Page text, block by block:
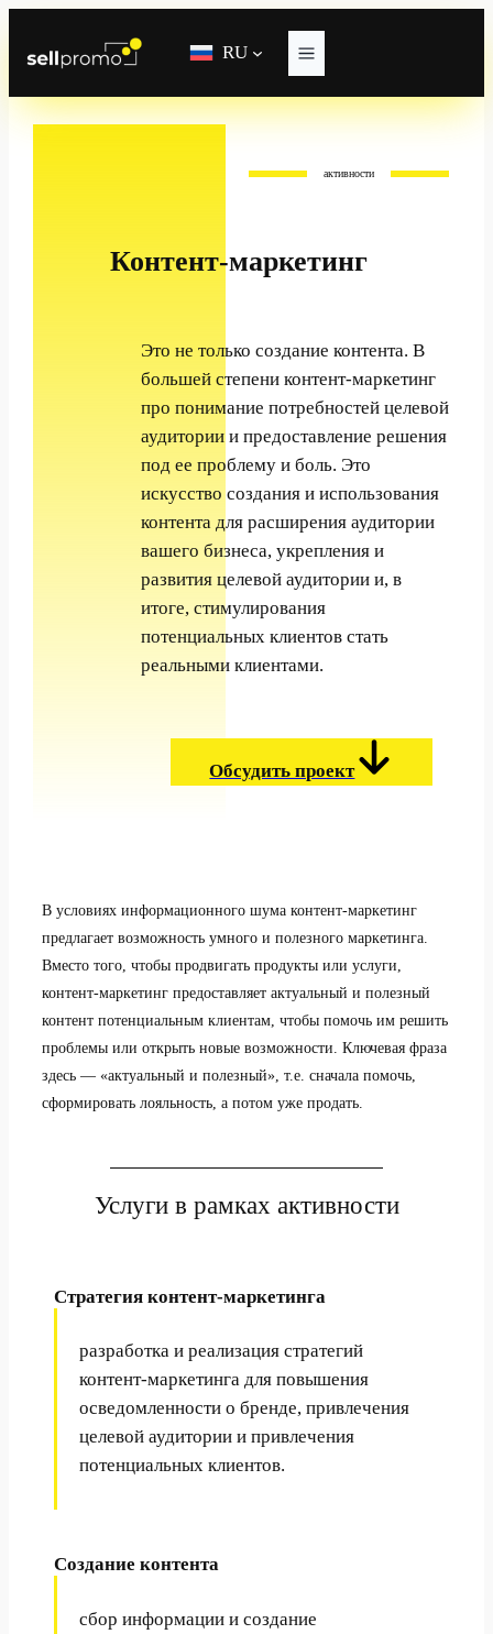
RU
активности
Контент-маркетинг
Это не только создание контента. В
большей степени контент-маркетинг
про понимание потребностей целевой
аудитории и предоставление решения
под ее проблему и боль. Это
искусство создания и использования
контента для расширения аудитории
вашего бизнеса, укрепления и
развития целевой аудитории и, в
итоге, стимулирования
потенциальных клиентов стать
реальными клиентами.
Обсудить проект
В условиях информационного шума контент-маркетинг
предлагает возможность умного и полезного маркетинга.
Вместо того, чтобы продвигать продукты или услуги,
контент-маркетинг предоставляет актуальный и полезный
контент потенциальным клиентам, чтобы помочь им решить
проблемы или открыть новые возможности. Ключевая фраза
здесь — «актуальный и полезный», т.е. сначала помочь,
сформировать лояльность, а потом уже продать.
Услуги в рамках активности
Стратегия контент-маркетинга
разработка и реализация стратегий
контент-маркетинга для повышения
осведомленности о бренде, привлечения
целевой аудитории и привлечения
потенциальных клиентов.
Создание контента
сбор информации и создание